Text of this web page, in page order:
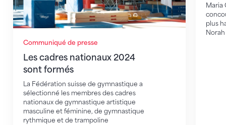
Communiqué de presse
Les cadres nationaux 2024
sont formés
La Fédération suisse de gymnastique a
sélectionné les membres des cadres
nationaux de gymnastique artistique
masculine et féminine, de gymnastique
rythmique et de trampoline
Maria
plus